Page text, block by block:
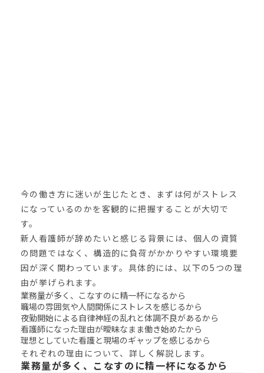
今の働き方に迷いが生じたとき、まずは何がストレス
になっているのかを客観的に把握することが大切で
す。
新人看護師が辞めたいと感じる背景には、個人の資質
の問題ではなく、構造的に負荷がかかりやすい環境要
因が深く関わっています。具体的には、以下の5つの理
由が挙げられます。
業務量が多く、こなすのに精一杯になるから
職場の雰囲気や人間関係にストレスを感じるから
夜勤開始による自律神経の乱れと体調不良があるから
看護師になった理由が曖昧なまま働き始めたから
理想としていた看護と現場のギャップを感じるから
それぞれの理由について、詳しく解説します。
業務量が多く、こなすのに精一杯になるから